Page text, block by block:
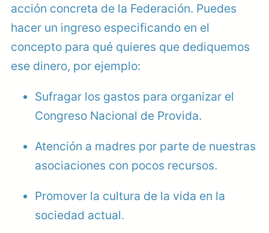
acción concreta de la Federación. Puedes
hacer un ingreso especificando en el
concepto para qué quieres que dediquemos
ese dinero, por ejemplo:
Sufragar los gastos para organizar el
Congreso Nacional de Provida.
Atención a madres por parte de nuestras
asociaciones con pocos recursos.
Promover la cultura de la vida en la
sociedad actual.